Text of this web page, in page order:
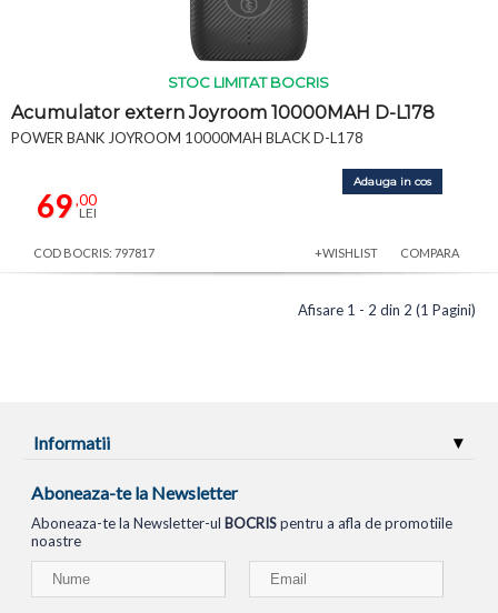
STOC LIMITAT BOCRIS
Acumulator extern Joyroom 10000MAH D-L178
POWER BANK JOYROOM 10000MAH BLACK D-L178
69,00
LEI
Adauga in cos
COD BOCRIS: 797817 +WISHLIST COMPARA
Afisare 1 - 2 din 2 (1 Pagini)
Informatii
Aboneaza-te la Newsletter
Aboneaza-te la Newsletter-ul BOCRISpentru a afla de promotiile
noastre